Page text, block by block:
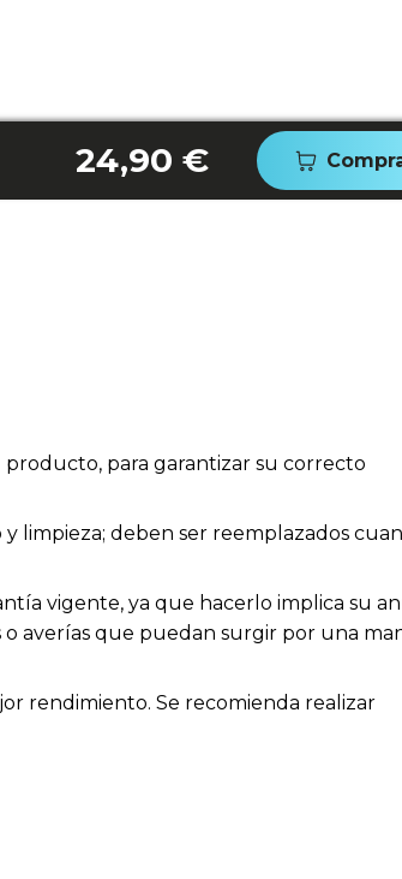
24,90 €
para garantizar su correcto
limpieza; deben ser reemplazados
vigente, ya que hacerlo implica su
o averías que puedan surgir por una
rendimiento. Se recomienda realizar